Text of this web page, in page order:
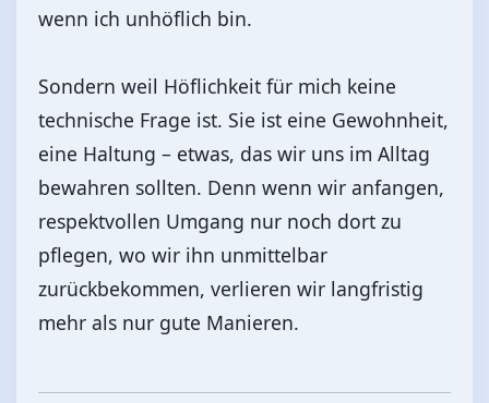
wenn ich unhöflich bin.
Sondern weil Höflichkeit für mich keine
technische Frage ist. Sie ist eine Gewohnheit,
eine Haltung – etwas, das wir uns im Alltag
bewahren sollten. Denn wenn wir anfangen,
respektvollen Umgang nur noch dort zu
pflegen, wo wir ihn unmittelbar
zurückbekommen, verlieren wir langfristig
mehr als nur gute Manieren.